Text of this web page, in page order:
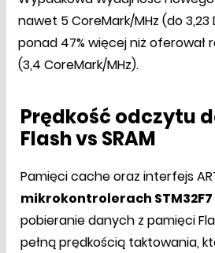
nawet 5 CoreMark/MHz (do 3,23
ponad 47% więcej niż oferował
(3,4 CoreMark/MHz).
Prędkość odczytu
Flash vs SRAM
Pamięci cache oraz interfejs
mikrokontrolerach STM32F7
pobieranie danych z pamięci
pełną prędkością taktowania,